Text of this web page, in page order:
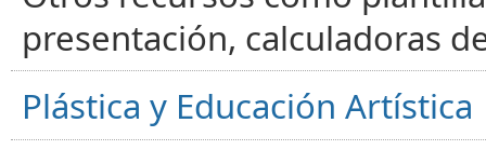
presentación, calculadoras
Plástica y Educación Artística